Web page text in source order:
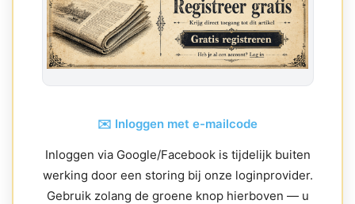
✉️ Inloggen met e-mailcode
Inloggen via Google/Facebook is tijdelijk buiten
werking door een storing bij onze loginprovider.
Gebruik zolang de groene knop hierboven — u